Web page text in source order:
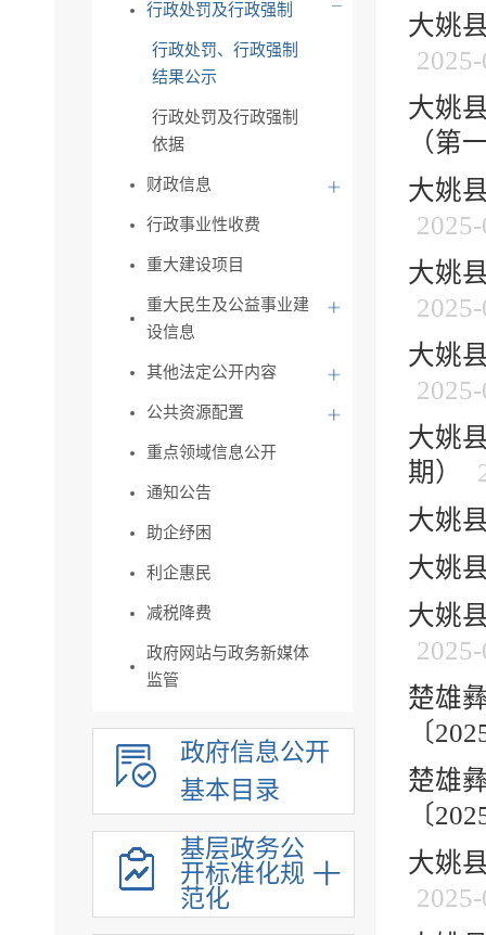
行政处罚及行政强制
行政处罚、行政强制
结果公示
行政处罚及行政强制
依据
财政信息
行政事业性收费
重大建设项目
重大民生及公益事业建
设信息
其他法定公开内容
公共资源配置
重点领域信息公开
通知公告
助企纾困
利企惠民
减税降费
政府网站与政务新媒体
监管
政府信息公开
基本目录
基层政务公
开标准化规
范化
大姚
大姚
（第
大姚
大姚
大姚
大姚
期）
大姚
大姚
大姚
楚雄
〔
楚雄
〔
大姚